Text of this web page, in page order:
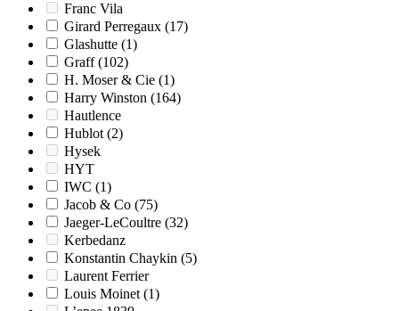
Franc Vila
Girard Perregaux (17)
Glashutte (1)
Graff (102)
H. Moser & Cie (1)
Harry Winston (164)
Hautlence
Hublot (2)
Hysek
HYT
IWC (1)
Jacob & Co (75)
Jaeger-LeCoultre (32)
Kerbedanz
Konstantin Chaykin (5)
Laurent Ferrier
Louis Moinet (1)